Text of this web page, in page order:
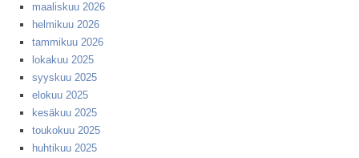
maaliskuu 2026
helmikuu 2026
tammikuu 2026
lokakuu 2025
syyskuu 2025
elokuu 2025
kesäkuu 2025
toukokuu 2025
huhtikuu 2025